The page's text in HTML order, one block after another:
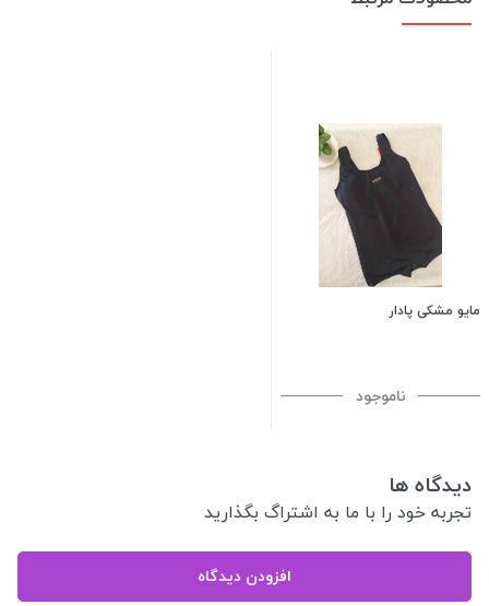
مایو مشکی پادار
ناموجود
دیدگاه ها
تجربه خود را با ما به اشتراگ بگذارید
افزودن دیدگاه